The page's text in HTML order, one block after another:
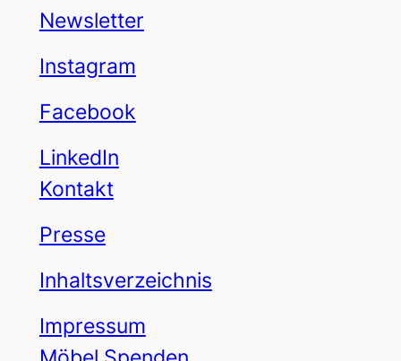
Newsletter
Instagram
Facebook
LinkedIn
Kontakt
Presse
Inhaltsverzeichnis
Impressum